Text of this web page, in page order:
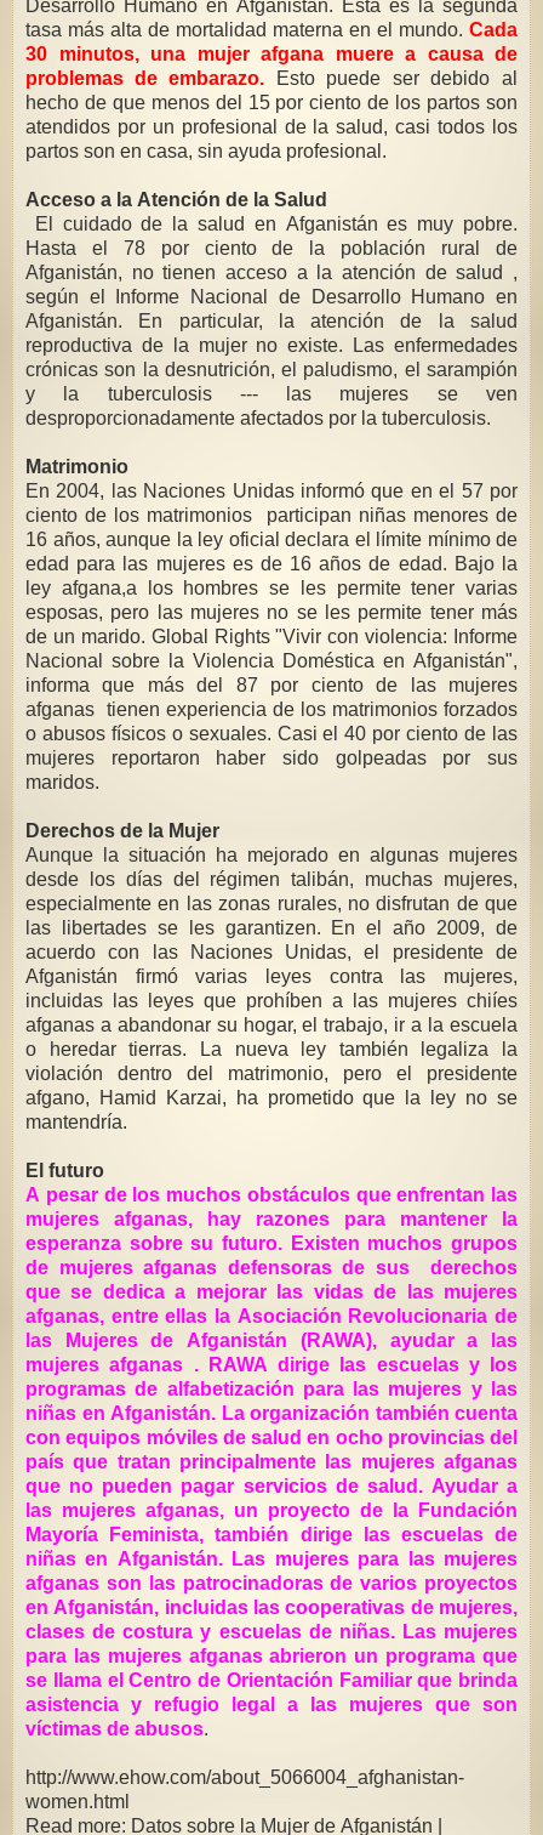
Desarrollo Humano en Afganistán. Esta es la segunda
tasa más alta de mortalidad materna en el mundo. Cada
30 minutos, una mujer afgana muere a causa de
problemas de embarazo. Esto puede ser debido al
hecho de que menos del 15 por ciento de los partos son
atendidos por un profesional de la salud, casi todos los
partos son en casa, sin ayuda profesional.
Acceso a la Atención de la Salud
El cuidado de la salud en Afganistán es muy pobre.
Hasta el 78 por ciento de la población rural de
Afganistán, no tienen acceso a la atención de salud ,
según el Informe Nacional de Desarrollo Humano en
Afganistán. En particular, la atención de la salud
reproductiva de la mujer no existe. Las enfermedades
crónicas son la desnutrición, el paludismo, el sarampión
y la tuberculosis --- las mujeres se ven
desproporcionadamente afectados por la tuberculosis.
Matrimonio
En 2004, las Naciones Unidas informó que en el 57 por
ciento de los matrimonios participan niñas menores de
16 años, aunque la ley oficial declara el límite mínimo de
edad para las mujeres es de 16 años de edad. Bajo la
ley afgana,a los hombres se les permite tener varias
esposas, pero las mujeres no se les permite tener más
de un marido. Global Rights "Vivir con violencia: Informe
Nacional sobre la Violencia Doméstica en Afganistán",
informa que más del 87 por ciento de las mujeres
afganas tienen experiencia de los matrimonios forzados
o abusos físicos o sexuales. Casi el 40 por ciento de las
mujeres reportaron haber sido golpeadas por sus
maridos.
Derechos de la Mujer
Aunque la situación ha mejorado en algunas mujeres
desde los días del régimen talibán, muchas mujeres,
especialmente en las zonas rurales, no disfrutan de que
las libertades se les garantizen. En el año 2009, de
acuerdo con las Naciones Unidas, el presidente de
Afganistán firmó varias
leyes contra las mujeres,
incluidas las leyes que prohíben a las mujeres chiíes
afganas a abandonar su hogar, el trabajo, ir a la escuela
o heredar tierras. La nueva ley también legaliza la
violación dentro del matrimonio, pero el presidente
afgano, Hamid Karzai, ha prometido que la ley no se
mantendría.
El futuro
A pesar de los muchos obstáculos que enfrentan las
mujeres afganas, hay razones para mantener la
esperanza sobre su futuro. Existen muchos grupos
de mujeres afganas defensoras de sus derechos
que se dedica a mejorar las vidas de las mujeres
afganas, entre ellas la Asociación Revolucionaria de
las Mujeres de Afganistán (RAWA), ayudar a las
mujeres afganas . RAWA dirige las escuelas y los
programas de alfabetización para las mujeres y las
niñas en Afganistán. La organización también cuenta
con equipos móviles de salud en ocho provincias del
país que tratan principalmente las mujeres afganas
que no pueden pagar servicios de salud. Ayudar a
las mujeres afganas, un proyecto de la Fundación
Mayoría Feminista, también dirige las escuelas de
niñas en Afganistán. Las mujeres para las mujeres
afganas son las patrocinadoras de varios proyectos
en Afganistán, incluidas las cooperativas de mujeres,
clases de costura y escuelas de niñas. Las mujeres
para las mujeres afganas abrieron un programa que
se llama el Centro de Orientación Familiar que brinda
asistencia y refugio legal a las mujeres que son
víctimas de abusos.
http://www.ehow.com/about_5066004_afghanistan-
women.html
Read more: Datos sobre la Mujer de Afganistán |